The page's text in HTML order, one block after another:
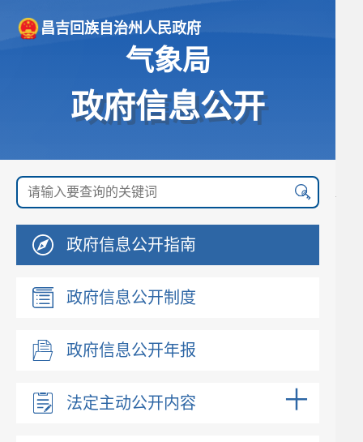
昌吉回族自治州人民政府
气象局
政府信息公开
政府信息公开指南
政府信息公开制度
政府信息公开年报
法定主动公开内容